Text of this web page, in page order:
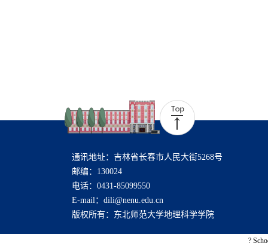
通讯地址：吉林省长春市人民大街5268号
邮编：130024
电话：0431-85099550
E-mail：dili@nenu.edu.cn
版权所有：东北师范大学地理科学学院
?